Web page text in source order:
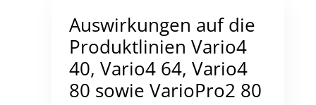
Auswirkungen auf die
Produktlinien Vario4
40, Vario4 64, Vario4
80 sowie VarioPro2 80